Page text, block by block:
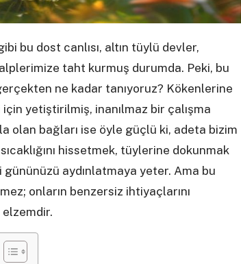
bu dost canlısı, altın tüylü devler,
taht kurmuş durumda. Peki, bu
ne kadar tanıyoruz? Kökenlerine
yetiştirilmiş, inanılmaz bir çalışma
olan bağları ise öyle güçlü ki, adeta bizim
hissetmek, tüylerine dokunmak
aydınlatmaya yeter. Ama bu
onların benzersiz ihtiyaçlarını